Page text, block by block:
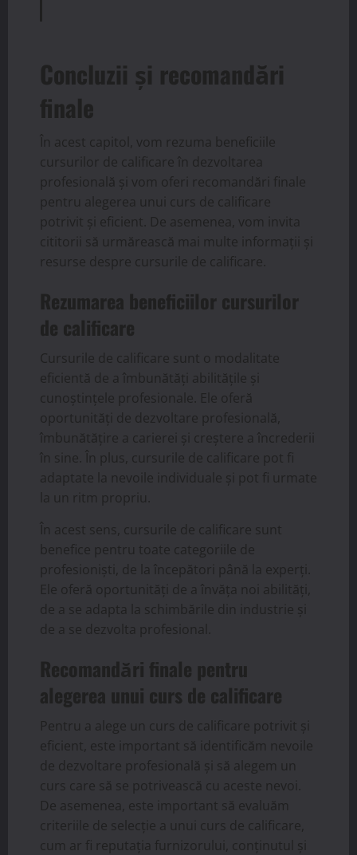
Concluzii și recomandări
finale
În acest capitol, vom rezuma beneficiile
cursurilor de calificare în dezvoltarea
profesională și vom oferi recomandări finale
pentru alegerea unui curs de calificare
potrivit și eficient. De asemenea, vom invita
cititorii să urmărească mai multe informații și
resurse despre cursurile de calificare.
Rezumarea beneficiilor cursurilor
de calificare
Cursurile de calificare sunt o modalitate
eficientă de a îmbunătăți abilitățile și
cunoștințele profesionale. Ele oferă
oportunități de dezvoltare profesională,
îmbunătățire a carierei și creștere a încrederii
în sine. În plus, cursurile de calificare pot fi
adaptate la nevoile individuale și pot fi urmate
la un ritm propriu.
În acest sens, cursurile de calificare sunt
benefice pentru toate categoriile de
profesioniști, de la începători până la experți.
Ele oferă oportunități de a învăța noi abilități,
de a se adapta la schimbările din industrie și
de a se dezvolta profesional.
Recomandări finale pentru
alegerea unui curs de calificare
Pentru a alege un curs de calificare potrivit și
eficient, este important să identificăm nevoile
de dezvoltare profesională și să alegem un
curs care să se potrivească cu aceste nevoi.
De asemenea, este important să evaluăm
criteriile de selecție a unui curs de calificare,
cum ar fi reputația furnizorului, conținutul și